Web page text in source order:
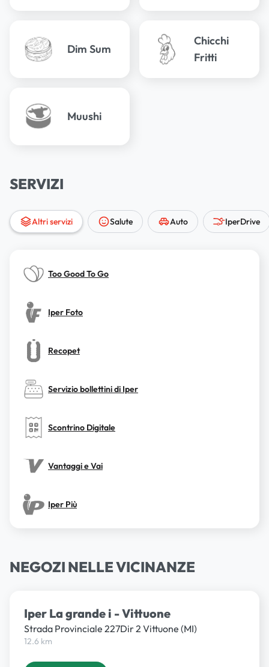
Dim Sum
Chicchi
Fritti
Muushi
SERVIZI
Altri servizi Salute Auto IperDrive
Too Good To Go
Iper Foto
Recopet
Servizio bollettini di Iper
Scontrino Digitale
Vantaggi e Vai
Iper Più
NEGOZI NELLE VICINANZE
Iper La grande i - Vittuone
Strada Provinciale 227Dir 2 Vittuone (MI)
12.6 km